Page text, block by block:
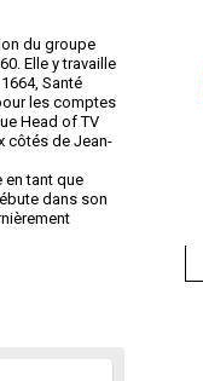
du groupe
Elle y travaille
Santé
les comptes
Head of TV
côtés de Jean-
en tant que
dans son